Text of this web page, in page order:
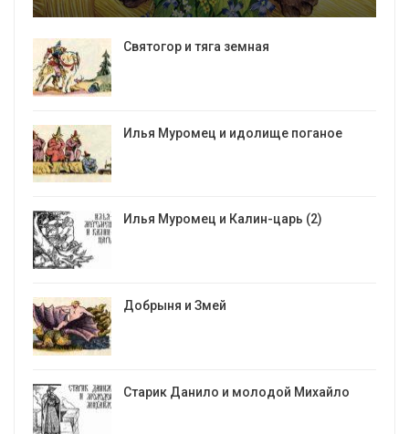
Святогор и тяга земная
Илья Муромец и идолище поганое
Илья Муромец и Калин-царь (2)
Добрыня и Змей
Старик Данило и молодой Михайло